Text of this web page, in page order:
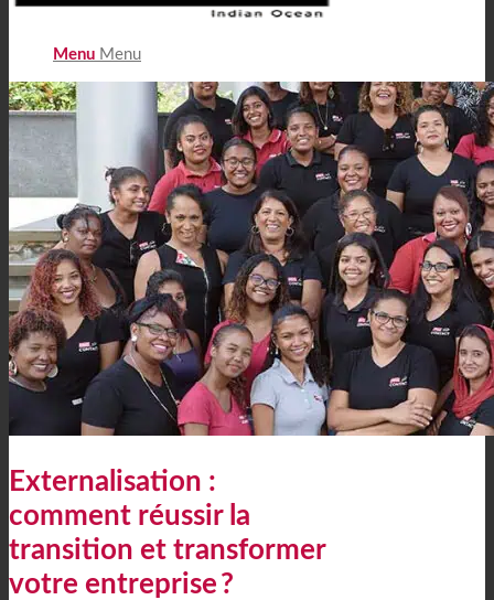
Menu Menu
Externalisation :
comment réussir la
transition et transformer
votre entreprise ?